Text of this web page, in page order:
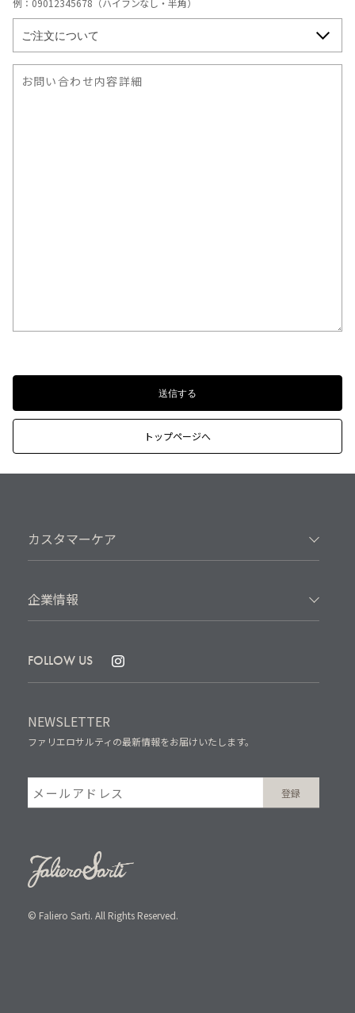
例：09012345678（ハイフンなし・半角）
トップページへ
カスタマーケア
企業情報
FOLLOW US
NEWSLETTER
ファリエロサルティの最新情報をお届けいたします。
© Faliero Sarti. All Rights Reserved.